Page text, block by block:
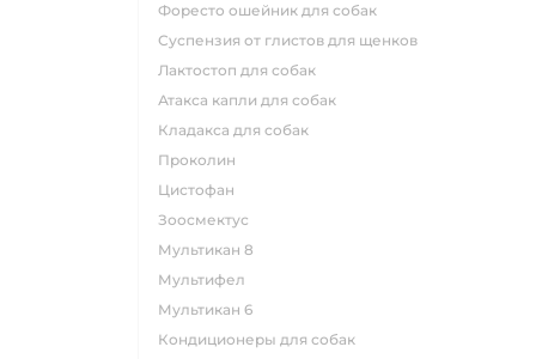
форесто ошейник для собак
суспензия от глистов для щенков
лактостоп для собак
атакса капли для собак
кладакса для собак
проколин
цистофан
зоосмектус
мультикан 8
мультифел
мультикан 6
кондиционеры для собак